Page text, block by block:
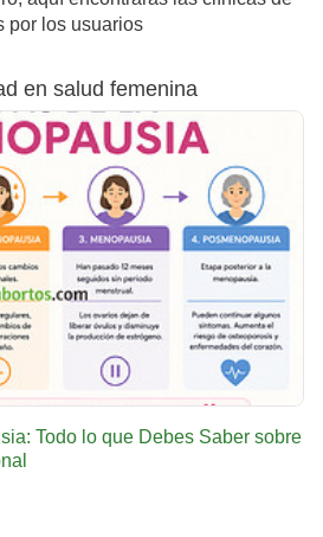
por los usuarios
en salud femenina
Todo lo que Debes Saber sobre